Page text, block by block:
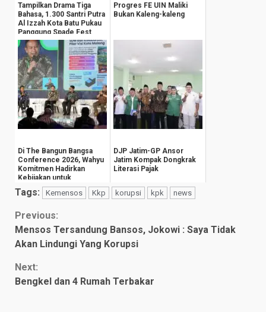
Tampilkan Drama Tiga
Bahasa, 1.300 Santri Putra
Al Izzah Kota Batu Pukau
Panggung Spade Fest
Progres FE UIN Maliki
Bukan Kaleng-kaleng
Di The Bangun Bangsa
Conference 2026, Wahyu
Komitmen Hadirkan
Kebijakan untuk
Kesejahteraan
Masyarak...
DJP Jatim-GP Ansor
Jatim Kompak Dongkrak
Literasi Pajak
Tags: Kemensos Kkp korupsi kpk news
Continue
Reading
Previous:
Mensos Tersandung Bansos, Jokowi : Saya Tidak
Akan Lindungi Yang Korupsi
Next:
Bengkel dan 4 Rumah Terbakar